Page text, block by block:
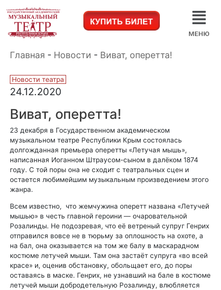
МЕНЮ
Главная - Новости - Виват, оперетта!
Новости театра
24.12.2020
Виват, оперетта!
23 декабря в Государственном академическом
музыкальном театре Республики Крым состоялась
долгожданная премьера оперетты «Летучая мышь»,
написанная Иоганном Штраусом-сыном в далёком 1874
году. С той поры она не сходит с театральных сцен и
остается любимейшим музыкальным произведением этого
жанра.
Всем известно, что жемчужина оперетт названа «Летучей
мышью» в честь главной героини — очаровательной
Розалинды. Не подозревая, что её ветреный супруг Генрих
отправился вовсе не в тюрьму за оплошность на охоте, а
на бал, она оказывается на том же балу в маскарадном
костюме летучей мыши. Там она застаёт супруга «во всей
красе» и, оценив обстановку, обольщает его, до поры
оставаясь в маске. Генрих, не узнавший на бале в костюме
летучей мыши добродетельную Розалинду, влюбляется